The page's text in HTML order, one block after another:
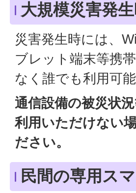
大規模災害発
災害発生時には、
ブレット端末等携
なく誰でも利用可
通信設備の被災状
利用いただけない
ださい。
民間の専用ス